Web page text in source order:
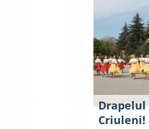
Drapelul
Criuleni!